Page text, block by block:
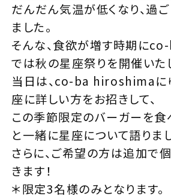
だんだん気温が低くなり、過ご
ました。
そんな、食欲が増す時期に
では秋の星座祭りを開催いた
当日は、co-ba hiroshimaに
座に詳しい方をお招きして、
この季節限定のバーガーを食
と一緒に星座について語りま
さらに、ご希望の方は追加で
きます！
＊限定3名様のみとなります。